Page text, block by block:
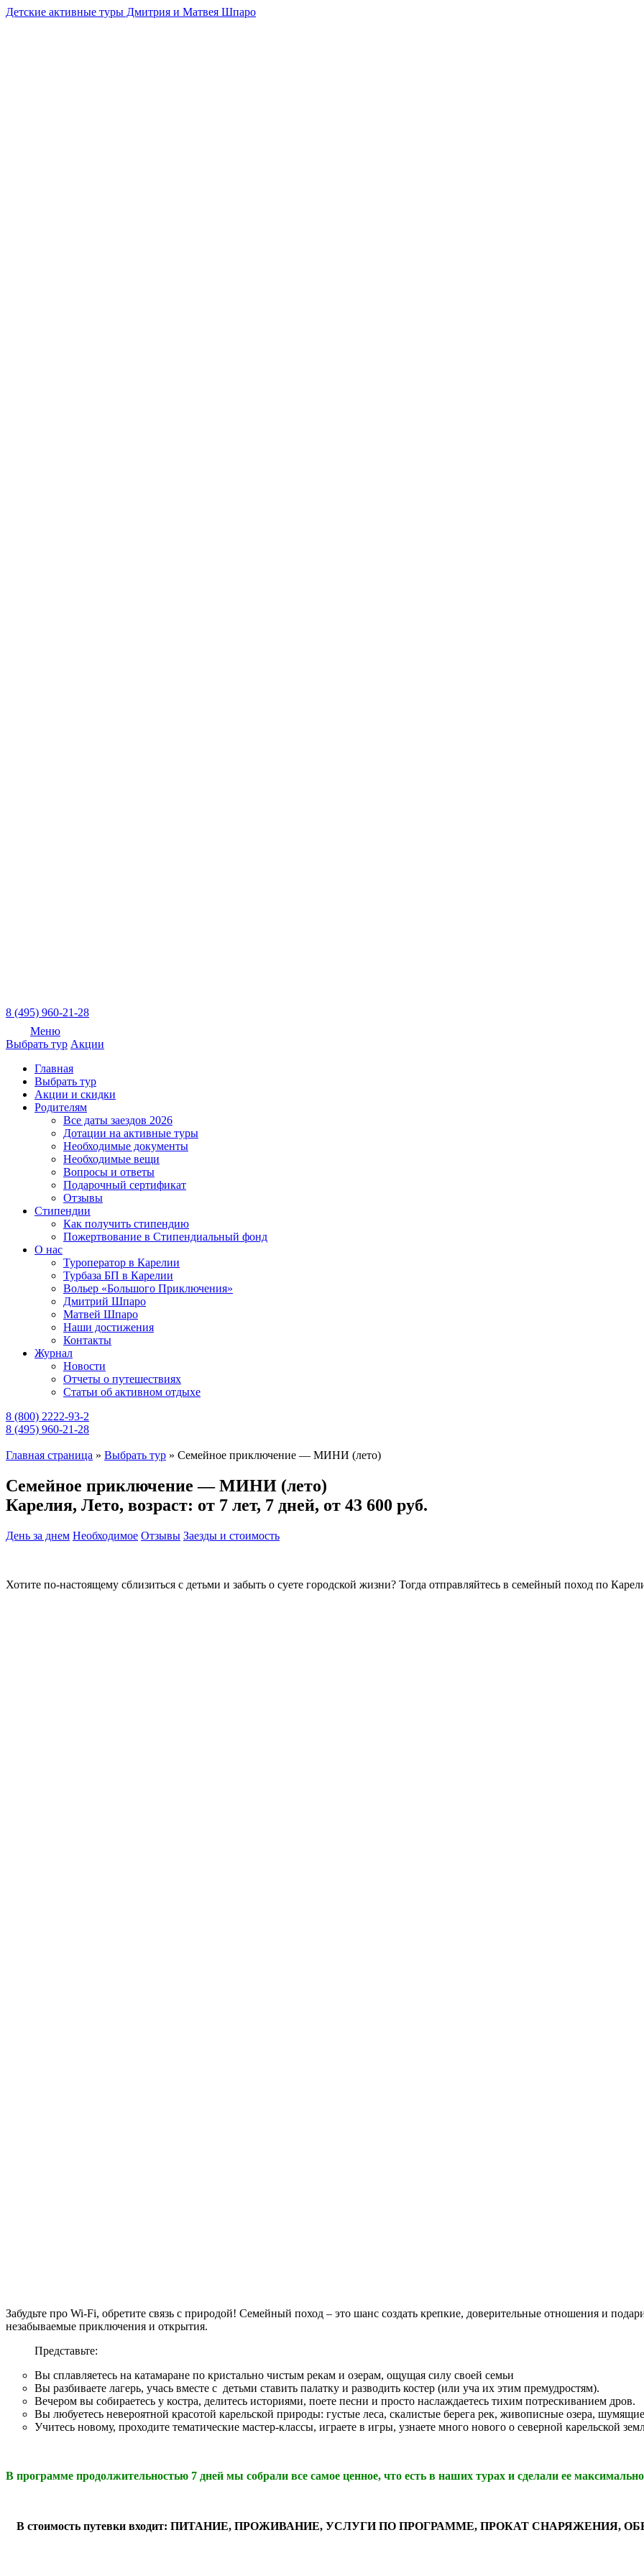
Детские активные туры Дмитрия и Матвея Шпаро
8 (495) 960-21-28
Меню
Выбрать тур Акции
Главная
Выбрать тур
Акции и скидки
Родителям
Все даты заездов 2026
Дотации на активные туры
Необходимые документы
Необходимые вещи
Вопросы и ответы
Подарочный сертификат
Отзывы
Стипендии
Как получить стипендию
Пожертвование в Стипендиальный фонд
О нас
Туроператор в Карелии
Турбаза БП в Карелии
Вольер «Большого Приключения»
Дмитрий Шпаро
Матвей Шпаро
Наши достижения
Контакты
Журнал
Новости
Отчеты о путешествиях
Статьи об активном отдыхе
8 (800) 2222-93-2
8 (495) 960-21-28
Главная страница » Выбрать тур » Семейное приключение — МИНИ (лето)
Семейное приключение — МИНИ (лето)
Карелия, Лето, возраст: от 7 лет, 7 дней, от 43 600 руб.
День за днем Необходимое Отзывы Заезды и стоимость
Хотите по-настоящему сблизиться с детьми и забыть о суете городской жизни? Тогда отправляйтесь в семейный поход по
Забудьте про Wi-Fi, обретите связь с природой! Семейный поход – это шанс создать крепкие, доверительные отношения и
незабываемые приключения и открытия.
Представьте:
Вы сплавляетесь на катамаране по кристально чистым рекам и озерам, ощущая силу своей семьи
Вы разбиваете лагерь, учась вместе с детьми ставить палатку и разводить костер (или уча их этим премудростям).
Вечером вы собираетесь у костра, делитесь историями, поете песни и просто наслаждаетесь тихим потрескиванием дров.
Вы любуетесь невероятной красотой карельской природы: густые леса, скалистые берега рек, живописные озера,
Учитесь новому, проходите тематические мастер-классы, играете в игры, узнаете много нового о северной карельской
В программе продолжительностью 7 дней мы собрали все самое ценное, что есть в наших турах и сделали ее
В стоимость путевки входит: ПИТАНИЕ, ПРОЖИВАНИЕ, УСЛУГИ ПО ПРОГРАММЕ, ПРОКАТ